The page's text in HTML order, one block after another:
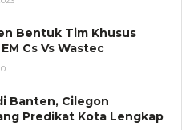
Bentuk Tim Khusus
Cs Vs Wastec
Banten, Cilegon
Predikat Kota Lengkap